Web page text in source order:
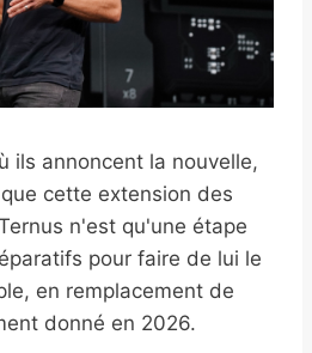
ils annoncent la nouvelle,
cette extension des
n'est qu'une étape
pour faire de lui le
en remplacement de
donné en 2026.